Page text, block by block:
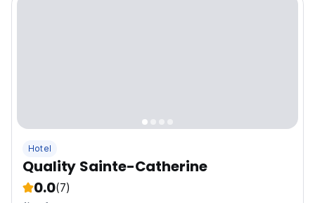
Hotel
Quality Sainte-Catherine
0.0(7)